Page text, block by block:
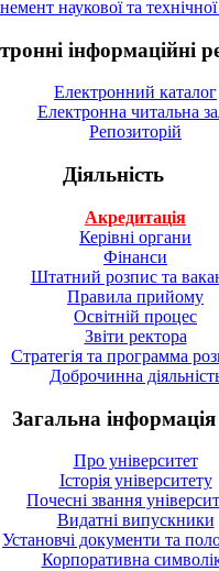
наукової та технічної
інформаційні
Електронний каталог
Електронна читальна
Репозиторій
Діяльність
Акредитація
Керівні органи
Фінанси
Штатний розпис та
Правила прийому
Освітній процес
Звіти ректора
Стратегія та программа
Доброчинна
Загальна інформація
Про університет
Історія університету
Почесні звання
Видатні випускники
Установчі документи та
Корпоративна